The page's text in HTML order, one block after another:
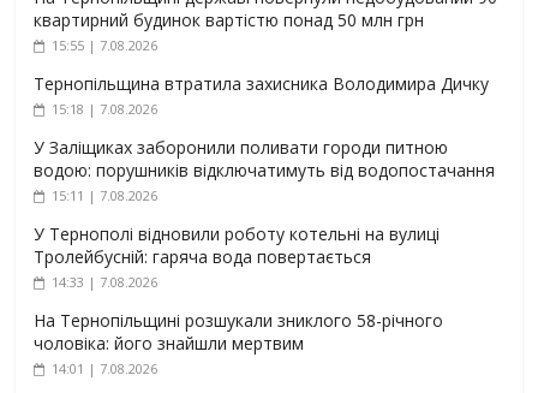
квартирний будинок вартістю понад 50 млн грн
15:55 | 7.08.2026
Тернопільщина втратила захисника Володимира Дичку
15:18 | 7.08.2026
У Заліщиках заборонили поливати городи питною
водою: порушників відключатимуть від водопостачання
15:11 | 7.08.2026
У Тернополі відновили роботу котельні на вулиці
Тролейбусній: гаряча вода повертається
14:33 | 7.08.2026
На Тернопільщині розшукали зниклого 58-річного
чоловіка: його знайшли мертвим
14:01 | 7.08.2026